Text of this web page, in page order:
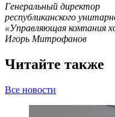
Генеральный директор
республиканского
«Управляющая компания
Игорь Митрофанов
Читайте также
Все новости